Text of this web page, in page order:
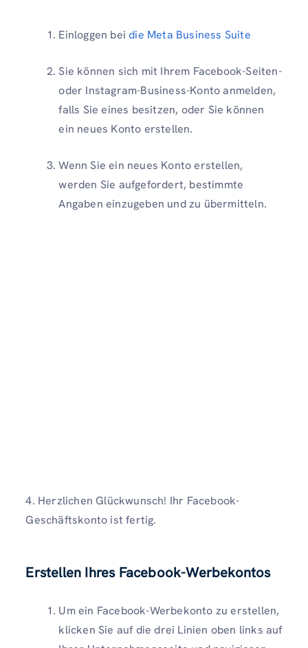
Einloggen bei die Meta Business Suite
Sie können sich mit Ihrem Facebook-Seiten-
oder Instagram-Business-Konto anmelden,
falls Sie eines besitzen, oder Sie können
ein neues Konto erstellen.
Wenn Sie ein neues Konto erstellen,
werden Sie aufgefordert, bestimmte
Angaben einzugeben und zu übermitteln.
4. Herzlichen Glückwunsch! Ihr Facebook-
Geschäftskonto ist fertig.
Erstellen Ihres Facebook-Werbekontos
Um ein Facebook-Werbekonto zu erstellen,
klicken Sie auf die drei Linien oben links auf